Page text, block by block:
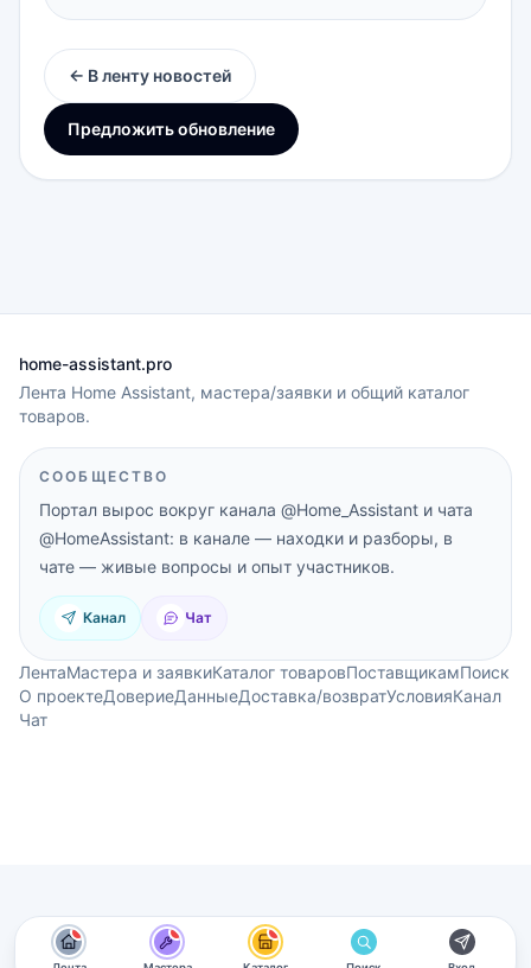
← В ленту новостей
Предложить обновление
home-assistant.pro
Лента Home Assistant, мастера/заявки и общий каталог
товаров.
СООБЩЕСТВО
Портал вырос вокруг канала @Home_Assistant и чата
@HomeAssistant: в канале — находки и разборы, в
чате — живые вопросы и опыт участников.
Канал Чат
ЛентаМастера и заявкиКаталог товаровПоставщикамПоиск
О проектеДовериеДанныеДоставка/возвратУсловияКанал
Чат
новые материалы новые материалы новые материалы